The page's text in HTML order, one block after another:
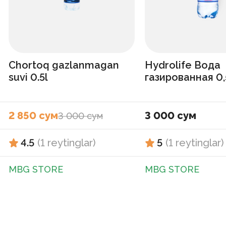
Chortoq gazlanmagan
suvi 0.5l
2 850 сум3 000 сум
4.5 (1 reytinglar)
MBG STORE
Hydrolife Вода
газированная
3 000 сум
5 (1 reytinglar)
MBG STORE